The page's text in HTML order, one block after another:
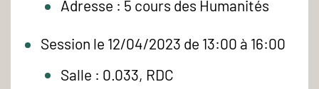
Adresse : 5 cours des Humanités
Session le 12/04/2023 de 13:00 à 16:00
Salle : 0.033, RDC